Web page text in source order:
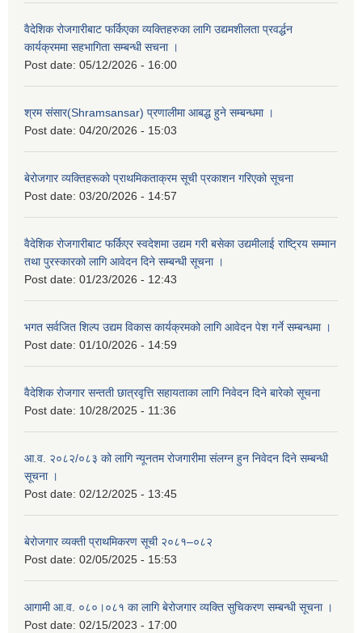
वैदेशिक रोजगारीबाट फर्किएका व्यक्तिहरुका लागि उद्यमशीलता प्रवर्द्धन
कार्यक्रममा सहभागिता सम्बन्धी सचना ।
Post date: 05/12/2026 - 16:00
श्रम संसार(Shramsansar) प्रणालीमा आबद्ध हुने सम्बन्धमा ।
Post date: 04/20/2026 - 15:03
बेरोजगार व्यक्तिहरूको प्राथमिकताक्रम सूची प्रकाशन गरिएको सूचना
Post date: 03/20/2026 - 14:57
वैदेशिक रोजगारीबाट फर्किएर स्वदेशमा उद्यम गरी बसेका उद्यमीलाई राष्ट्रिय सम्मान
तथा पुरस्कारको लागि आवेदन दिने सम्बन्धी सूचना ।
Post date: 01/23/2026 - 12:43
भगत सर्वजित शिल्प उद्यम विकास कार्यक्रमको लागि आवेदन पेश गर्ने सम्बन्धमा ।
Post date: 01/10/2026 - 14:59
वैदेशिक रोजगार सन्तती छात्रवृत्ति सहायताका लागि निवेदन दिने बारेको सूचना
Post date: 10/28/2025 - 11:36
आ.व. २०८२/०८३ को लागि न्यूनतम रोजगारीमा संलग्न हुन निवेदन दिने सम्बन्धी
सूचना ।
Post date: 02/12/2025 - 13:45
बेरोजगार व्यक्ती प्राथमिकरण सूची २०८१–०८२
Post date: 02/05/2025 - 15:53
आगामी आ.व. ०८०।०८१ का लागि बेरोजगार व्यक्ति सुचिकरण सम्बन्धी सूचना ।
Post date: 02/15/2023 - 17:00